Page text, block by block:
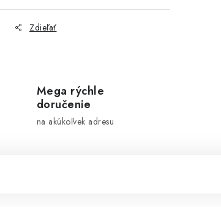
Zdieľať
Mega rýchle
doručenie
na akúkoľvek adresu